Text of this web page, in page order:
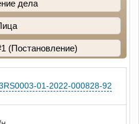
дела
(Постановление)
01-2022-000828-92